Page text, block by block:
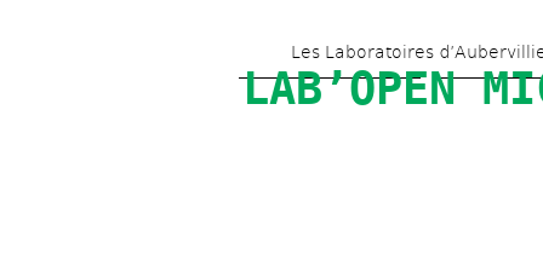
Les Laboratoires
LAB’OPEN